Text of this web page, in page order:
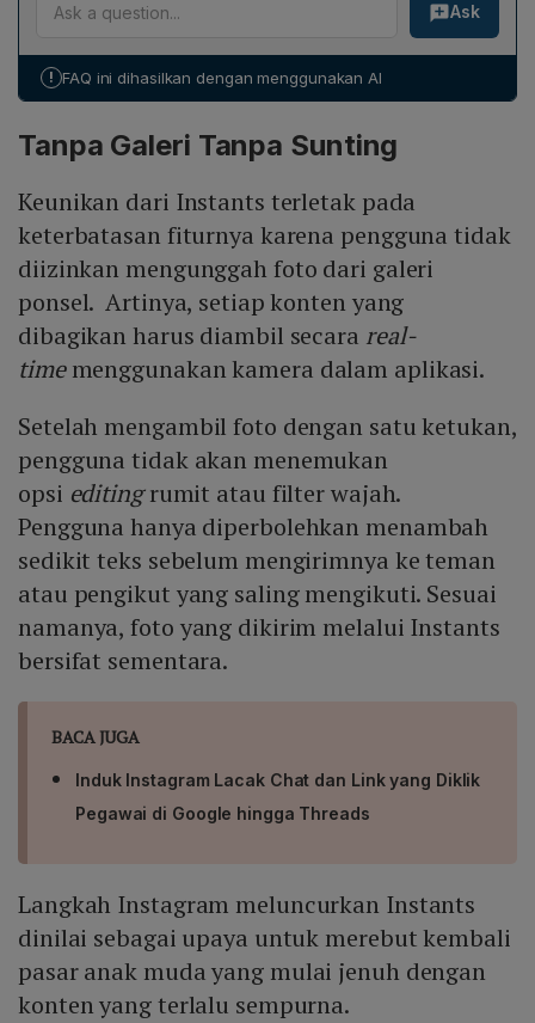
setiap foto harus diambil real‑time lewat kamera aplikasi
aplikasi, menolak penggunaan foto dari galeri, serta
tidak menyediakan opsi editing kompleks atau filter
teks sebelum mengirim. Instagram meluncurkan Instants
dengan konten terlalu sempurna, serta menawarkan
mengadopsi elemen dari Snapchat dan BeReal,
sekaligus bersaing dengan aplikasi serupa.
Ask
! FAQ ini dihasilkan dengan menggunakan AI
Tanpa Galeri Tanpa Sunting
Keunikan dari Instants terletak pada
keterbatasan fiturnya karena pengguna tidak
diizinkan mengunggah foto dari galeri
ponsel. Artinya, setiap konten yang
dibagikan harus diambil secara real-
timemenggunakan kamera dalam aplikasi.
Setelah mengambil foto dengan satu ketukan,
pengguna tidak akan menemukan
opsi editingrumit atau filter wajah.
Pengguna hanya diperbolehkan menambah
sedikit teks sebelum mengirimnya ke teman
atau pengikut yang saling mengikuti. Sesuai
namanya, foto yang dikirim melalui Instants
bersifat sementara.
BACA JUGA
Induk Instagram Lacak Chat dan Link yang Diklik
Pegawai di Google hingga Threads
Langkah Instagram meluncurkan Instants
dinilai sebagai upaya untuk merebut kembali
pasar anak muda yang mulai jenuh dengan
konten yang terlalu sempurna.